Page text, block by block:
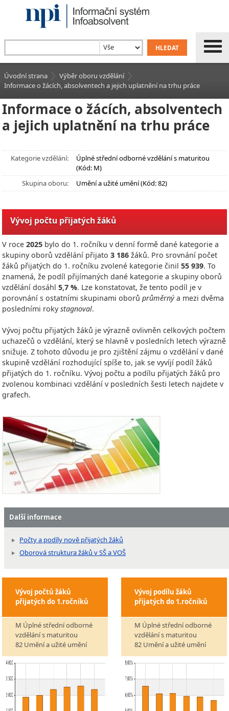
Úvodní strana
Výběr oboru vzdělání
Informace o žácích, absolventech a jejich uplatnění na trhu práce
Informace o žácích, absolventech
a jejich uplatnění na trhu práce
Kategorie vzdělání:
Úplné střední odborné vzdělání s maturitou
(Kód: M)
Skupina oboru:
Umění a užité umění (Kód: 82)
Vývoj počtu přijatých žáků
V roce 2025 bylo do 1. ročníku v denní formě dané kategorie a
skupiny oborů vzdělání přijato 3 186 žáků. Pro srovnání počet
žáků přijatých do 1. ročníku zvolené kategorie činil 55 939. To
znamená, že podíl přijímaných dané kategorie a skupiny oborů
vzdělání dosáhl 5,7 %. Lze konstatovat, že tento podíl je v
porovnání s ostatními skupinami oborů průměrnýa mezi dvěma
posledními rokystagnoval.
Vývoj počtu přijatých žáků je výrazně ovlivněn celkových počtem
uchazečů o vzdělání, který se hlavně v posledních letech výrazně
snižuje. Z tohoto důvodu je pro zjištění zájmu o vzdělání v dané
skupině vzdělání rozhodující spíše to, jak se vyvíjí podíl žáků
přijatých do 1. ročníku. Vývoj počtu a podílu přijatých žáků pro
zvolenou kombinaci vzdělání v posledních šesti letech najdete v
grafech.
Další informace
Počty a podíly nově přijatých žáků
Oborová struktura žáků v SŠ a VOŠ
Vývoj počtů žáků
přijatých do 1.ročníků
M Úplné střední odborné
vzdělání s maturitou
82 Umění a užité umění
Vývoj podílu žáků
přijatých do 1.ročníků
M Úplné střední odborné
vzdělání s maturitou
82 Umění a užité umění